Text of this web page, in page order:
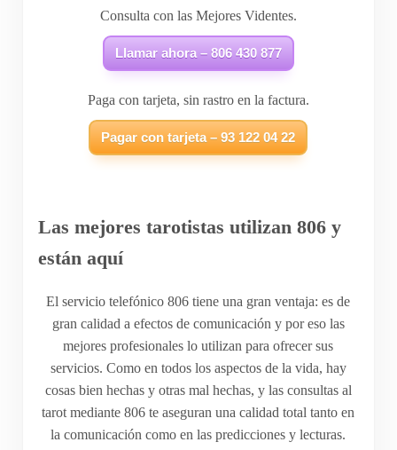
Consulta con las Mejores Videntes.
Llamar ahora – 806 430 877
Paga con tarjeta, sin rastro en la factura.
Pagar con tarjeta – 93 122 04 22
Las mejores tarotistas utilizan 806 y
están aquí
El servicio telefónico 806 tiene una gran ventaja: es de
gran calidad a efectos de comunicación y por eso las
mejores profesionales lo utilizan para ofrecer sus
servicios. Como en todos los aspectos de la vida, hay
cosas bien hechas y otras mal hechas, y las consultas al
tarot mediante 806 te aseguran una calidad total tanto en
la comunicación como en las predicciones y lecturas.